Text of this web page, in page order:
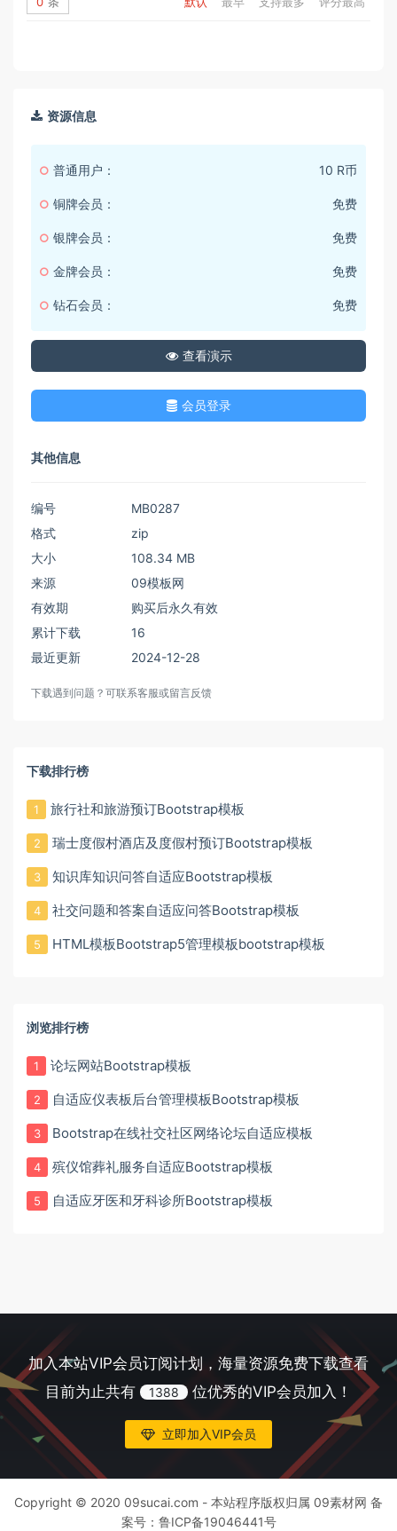
资源信息
普通用户： 10 R币
铜牌会员： 免费
银牌会员： 免费
金牌会员： 免费
钻石会员： 免费
查看演示
会员登录
其他信息
编号
MB0287
格式
zip
大小
108.34 MB
来源
09模板网
有效期
购买后永久有效
累计下载
16
最近更新
2024-12-28
下载遇到问题？可联系客服或留言反馈
下载排行榜
1 旅行社和旅游预订Bootstrap模板
2 瑞士度假村酒店及度假村预订Bootstrap模板
3 知识库知识问答自适应Bootstrap模板
4 社交问题和答案自适应问答Bootstrap模板
5 HTML模板Bootstrap5管理模板bootstrap模板
浏览排行榜
1 论坛网站Bootstrap模板
2 自适应仪表板后台管理模板Bootstrap模板
3 Bootstrap在线社交社区网络论坛自适应模板
4 殡仪馆葬礼服务自适应Bootstrap模板
5 自适应牙医和牙科诊所Bootstrap模板
加入本站VIP会员订阅计划，海量资源免费下载查看
目前为止共有
1388 位优秀的VIP会员加入！
立即加入VIP会员
Copyright © 2020 09sucai.com - 本站程序版权归属 09素材网 备
案号： 鲁ICP备19046441号